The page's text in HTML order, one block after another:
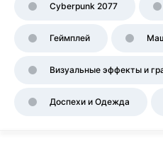
Cyberpunk 2077
Геймплей
Визуальные эффекты и
Доспехи и Одежда